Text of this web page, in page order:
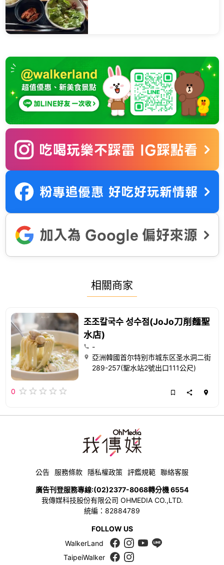
相關商家
조조칼국수 성수점(JoJo刀削麵聖
水店)
-
亞洲韓國首尔特别市城东区圣水洞二街
289-257(聖水站2號出口111公尺)
0
公告 服務條款 隱私權政策 評鑑規範 聯絡客服
廣告刊登服務專線:(02)2377-8068轉分機 6554
我傳媒科技股份有限公司 OHMEDIA CO.,LTD.
統編：82884789
FOLLOW US
WalkerLand
TaipeiWalker